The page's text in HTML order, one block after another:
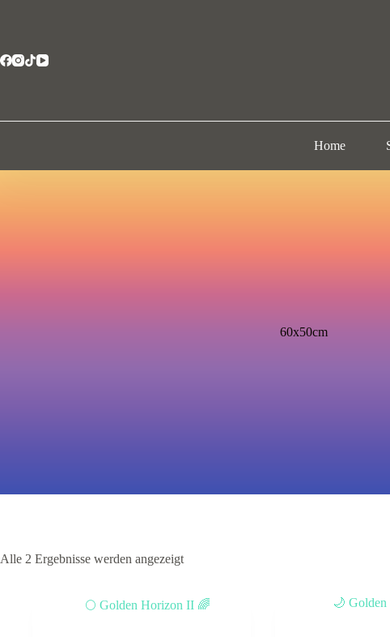
Home
60x50cm
Alle 2 Ergebnisse werden angezeigt